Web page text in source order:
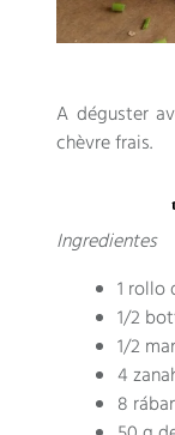
A déguster
chèvre frais.
Ingredientes
1 rollo
1/2
1/2
4
8